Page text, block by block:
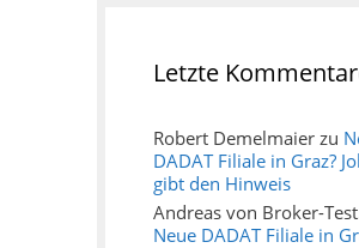
Letzte
Robert Demelmaier zu
DADAT Filiale in Graz?
gibt den Hinweis
Andreas von Broker-
Neue DADAT Filiale in